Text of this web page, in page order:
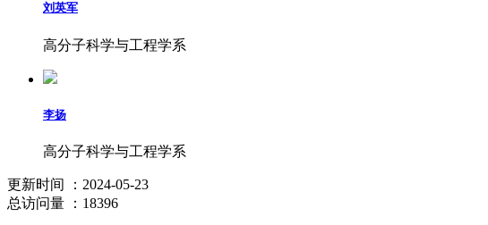
刘英军
高分子科学与工程学系
李扬
高分子科学与工程学系
更新时间
：2024-05-23
总访问量 ：18396